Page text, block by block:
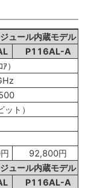
ュール内蔵モデル
P116AL-A
）
ト）
92,800円
ュール内蔵モデル
P116AL-A